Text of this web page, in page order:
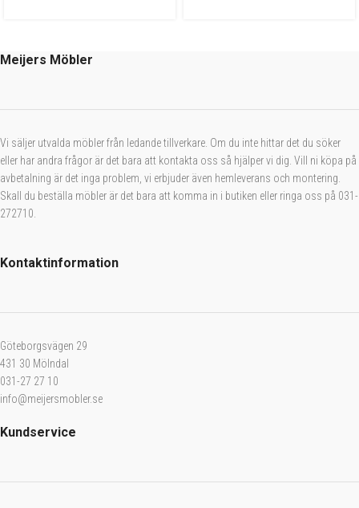
Meijers Möbler
Vi säljer utvalda möbler från ledande tillverkare. Om du inte hittar det du söker
eller har andra frågor är det bara att kontakta oss så hjälper vi dig. Vill ni köpa på
avbetalning är det inga problem, vi erbjuder även hemleverans och montering.
Skall du beställa möbler är det bara att komma in i butiken eller ringa oss på 031-
272710.
Kontaktinformation
Göteborgsvägen 29
431 30 Mölndal
031-27 27 10
info@meijersmobler.se
Kundservice